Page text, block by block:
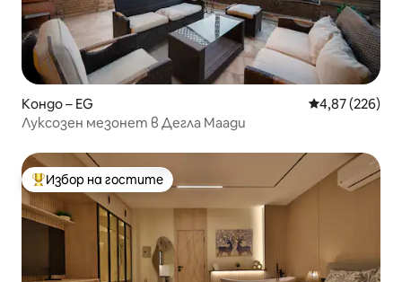
Кондо – EG Средна
4,87 (226)
Луксозен мезонет в Дегла Маади
Най-популярен избор на гостите
Избор на гостите